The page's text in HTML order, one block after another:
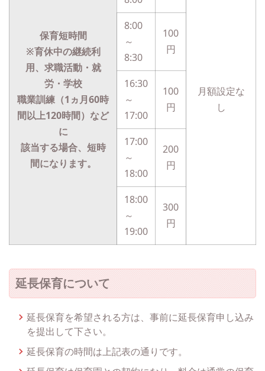
保育短時間
※育休中の継続利
用、求職活動・就
労・学校
職業訓練（1ヵ月60時
間以上120時間）など
に
該当する場合、短時
間になります。
月額設定な
し
8:00
～
8:30
100
円
16:30
～
17:00
100
円
17:00
～
18:00
200
円
18:00
～
19:00
300
円
延長保育について
延長保育を希望される方は、事前に延長保育申し込み
を提出して下さい。
延長保育の時間は上記表の通りです。